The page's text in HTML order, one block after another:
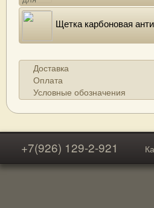
Щетка карбоновая
Доставка
Оплата
Условные обозначения
+7(926) 129-2-921